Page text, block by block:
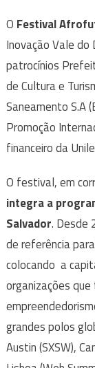
O Festival
Inovação Vale do
patrocínios
de Cultura e
Saneamento S.A
Promoção
financeiro da
O festival, em
integra a
Salvador. Desde
de referência
colocando a
organizações
grandes polos
Austin (SXSW),